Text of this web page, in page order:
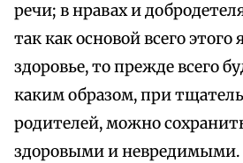
речи; в нравах и
так как основой всего этого
здоровье, то прежде всего
каким образом, при
родителей, можно
здоровыми и невредимыми.